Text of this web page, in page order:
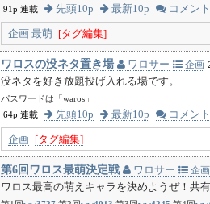
91p 連載
先頭10p 最新10p コメント
企画 最萌 [タグ編集]
ワロスの没ネタ置き場 ワロサー 企画
没ネタを好き放題投げ入れる場です。
パスワードは「waros」
64p 連載
先頭10p 最新10p コメント
企画 [タグ編集]
第6回ワロス最萌決定戦 ワロサー
企画
ワロス最高の萌えキャラを決めようぜ！共